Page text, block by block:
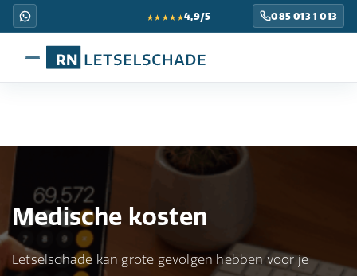
★★★★★4,9/5 085 013 1 013
Medische kosten
Letselschade kan grote gevolgen hebben voor je